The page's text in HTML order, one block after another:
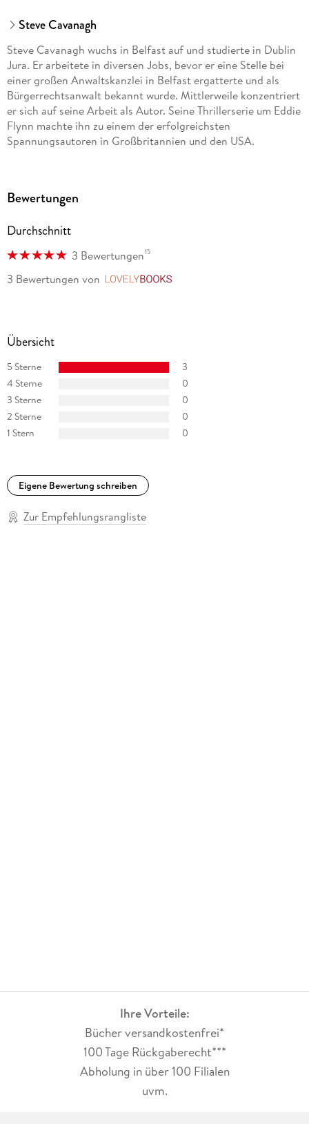
Steve Cavanagh
Steve Cavanagh wuchs in Belfast auf und studierte in Dublin
Jura. Er arbeitete in diversen Jobs, bevor er eine Stelle bei
einer großen Anwaltskanzlei in Belfast ergatterte und als
Bürgerrechtsanwalt bekannt wurde. Mittlerweile konzentriert
er sich auf seine Arbeit als Autor. Seine Thrillerserie um Eddie
Flynn machte ihn zu einem der erfolgreichsten
Spannungsautoren in Großbritannien und den USA.
Bewertungen
Durchschnitt
3 Bewertungen15
3 Bewertungen von
Übersicht
5 Sterne
3
4 Sterne
0
3 Sterne
0
2 Sterne
0
1 Stern
0
Eigene Bewertung schreiben
Zur Empfehlungsrangliste
Ihre Vorteile:
Bücher versandkostenfrei*
100 Tage Rückgaberecht***
Abholung in über 100 Filialen
uvm.